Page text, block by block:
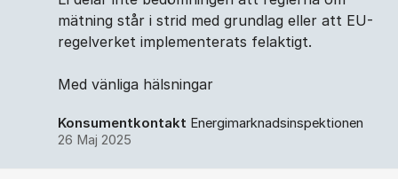
mätning står i strid med grundlag eller att EU-
regelverket implementerats felaktigt.
Med vänliga hälsningar
Konsumentkontakt Energimarknadsinspektionen
26 Maj 2025